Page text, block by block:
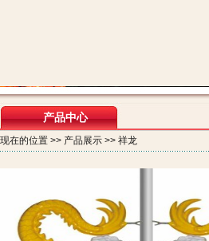
产品中心
在的位置 >> 产品展示 >> 祥龙